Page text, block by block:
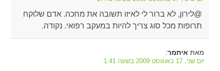
@לירון, לא ברור לי לאיזו תשובה את מחכה. אדם שלוקח
תרופות מכל סוג צריך להיות במעקב רפואי. נקודה.
מאת איתמר:
יום שני, 17 באוגוסט 2009 בשעה 1:41